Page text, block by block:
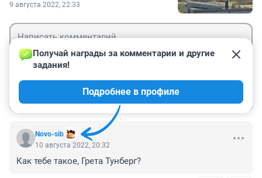
9 августа 2022, 22:33
Novo-sib
Получай награды за комментарии и другие
задания!
Подробнее в профиле
10 августа 2022, 20:32
Как тебе такое, Грета Тунберг?